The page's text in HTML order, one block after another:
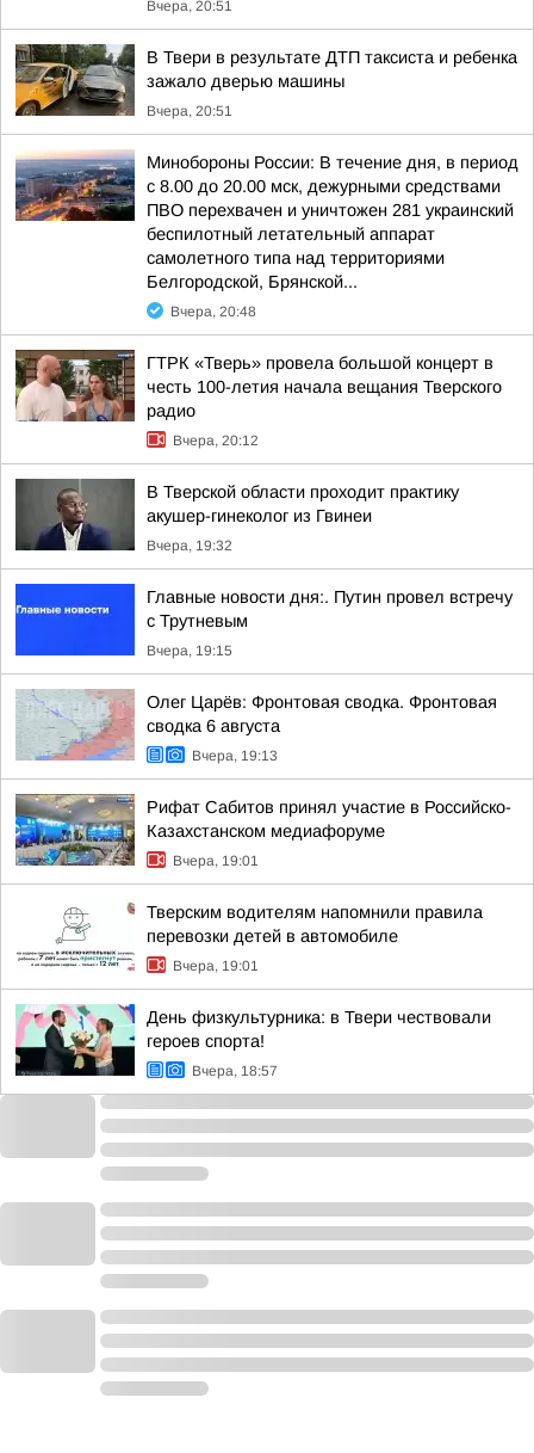
Вчера, 20:51
В Твери в результате ДТП таксиста и ребенка
зажало дверью машины
Вчера, 20:51
Минобороны России: В течение дня, в период
с 8.00 до 20.00 мск, дежурными средствами
ПВО перехвачен и уничтожен 281 украинский
беспилотный летательный аппарат
самолетного типа над территориями
Белгородской, Брянской...
Вчера, 20:48
ГТРК «Тверь» провела большой концерт в
честь 100-летия начала вещания Тверского
радио
Вчера, 20:12
В Тверской области проходит практику
акушер-гинеколог из Гвинеи
Вчера, 19:32
Главные новости дня:. Путин провел встречу
с Трутневым
Вчера, 19:15
Олег Царёв: Фронтовая сводка. Фронтовая
сводка 6 августа
Вчера, 19:13
Рифат Сабитов принял участие в Российско-
Казахстанском медиафоруме
Вчера, 19:01
Тверским водителям напомнили правила
перевозки детей в автомобиле
Вчера, 19:01
День физкультурника: в Твери чествовали
героев спорта!
Вчера, 18:57